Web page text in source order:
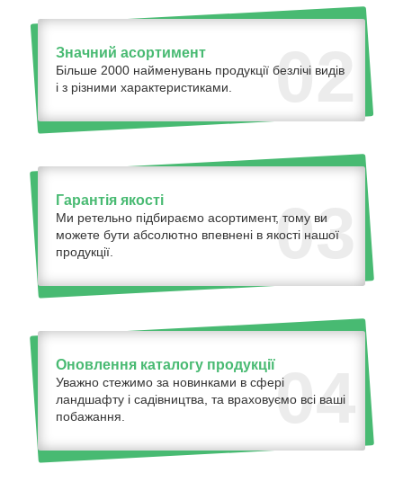
02
Значний асортимент
Більше 2000 найменувань продукції безлічі видів
і з різними характеристиками.
03
Гарантія якості
Ми ретельно підбираємо асортимент, тому ви
можете бути абсолютно впевнені в якості нашої
продукції.
04
Оновлення каталогу продукції
Уважно стежимо за новинками в сфері
ландшафту і садівництва, та враховуємо всі ваші
побажання.